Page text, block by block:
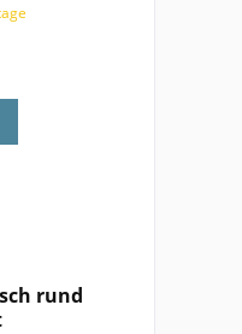
rund